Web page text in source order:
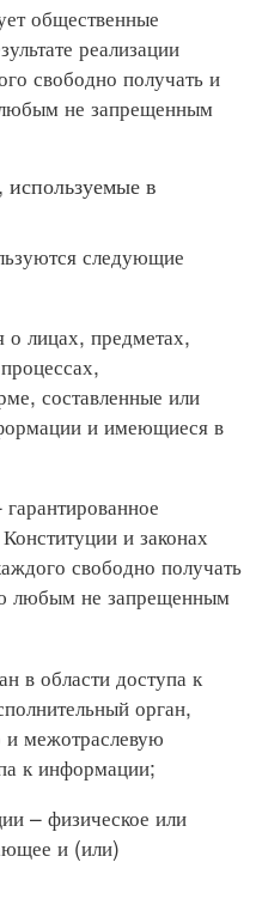
общественные
реализации
свободно получать и
не запрещенным
в
следующие
лицах, предметах,
составленные или
и имеющиеся в
и законах
свободно получать
любым не запрещенным
области доступа к
орган,
межотраслевую
к информации;
– физическое или
и (или)